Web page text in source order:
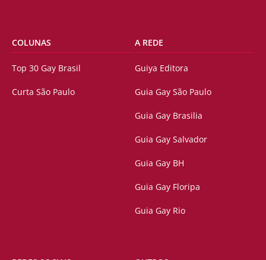
COLUNAS
Top 30 Gay Brasil
Curta São Paulo
A REDE
Guiya Editora
Guia Gay São Paulo
Guia Gay Brasilia
Guia Gay Salvador
Guia Gay BH
Guia Gay Floripa
Guia Gay Rio